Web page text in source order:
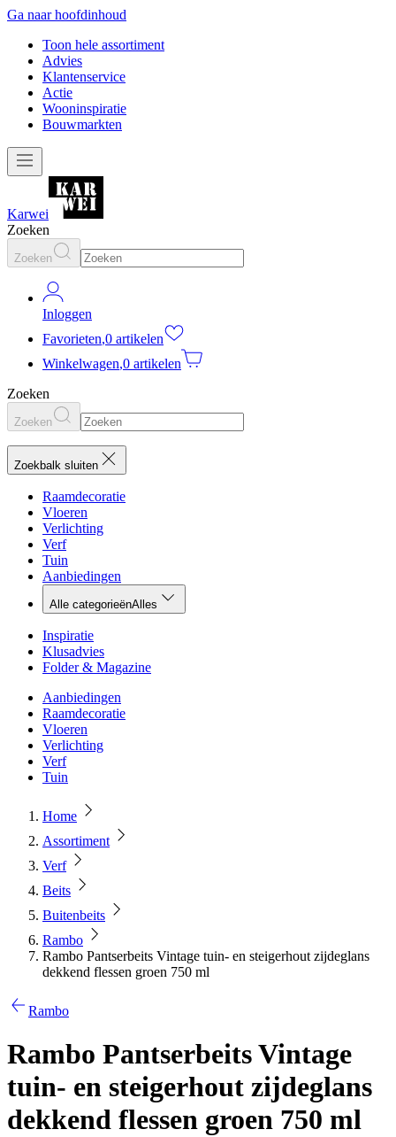
Ga naar hoofdinhoud
Toon hele assortiment
Advies
Klantenservice
Actie
Wooninspiratie
Bouwmarkten
Karwei
Zoeken
Zoeken
Inloggen
Favorieten,0 artikelen
Winkelwagen,0 artikelen
Zoeken
Zoeken
Zoekbalk sluiten
Raamdecoratie
Vloeren
Verlichting
Verf
Tuin
Aanbiedingen
Alle categorieënAlles
Inspiratie
Klusadvies
Folder & Magazine
Aanbiedingen
Raamdecoratie
Vloeren
Verlichting
Verf
Tuin
Home
Assortiment
Verf
Beits
Buitenbeits
Rambo
Rambo Pantserbeits Vintage tuin- en steigerhout zijdeglans
dekkend flessen groen 750 ml
Rambo
Rambo Pantserbeits Vintage
tuin- en steigerhout zijdeglans
dekkend flessen groen 750 ml